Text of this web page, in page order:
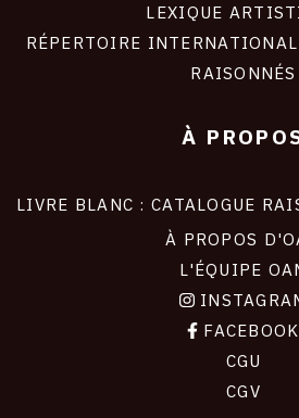
LEXIQUE
RÉPERTOIRE INTERNATIONAL
RAISONNÉS
À
LIVRE BLANC : CATALOGUE
À PROPOS
L'ÉQUIPE
FACEBOOK
CGU
CGV